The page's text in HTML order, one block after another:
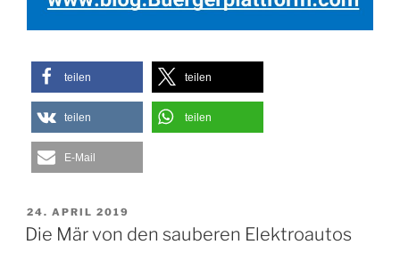
teilen teilen
teilen teilen
E-Mail
VERÖFFENTLICHT
AM
24. APRIL 2019
Die Mär von den sauberen Elektroautos